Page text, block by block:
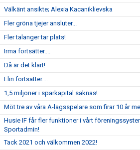
Välkänt ansikte; Alexia Kacaniklievska
Fler gröna tjejer ansluter...
Fler talanger tar plats!
Irma fortsätter....
Då är det klart!
Elin fortsätter....
1,5 miljoner i sparkapital saknas!
Möt tre av våra A-lagsspelare som firar 10 år
Husie IF får fler funktioner i vårt
Sportadmin!
Tack 2021 och välkommen 2022!